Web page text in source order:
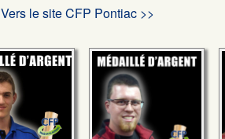
Vers le site CFP Pontiac >>